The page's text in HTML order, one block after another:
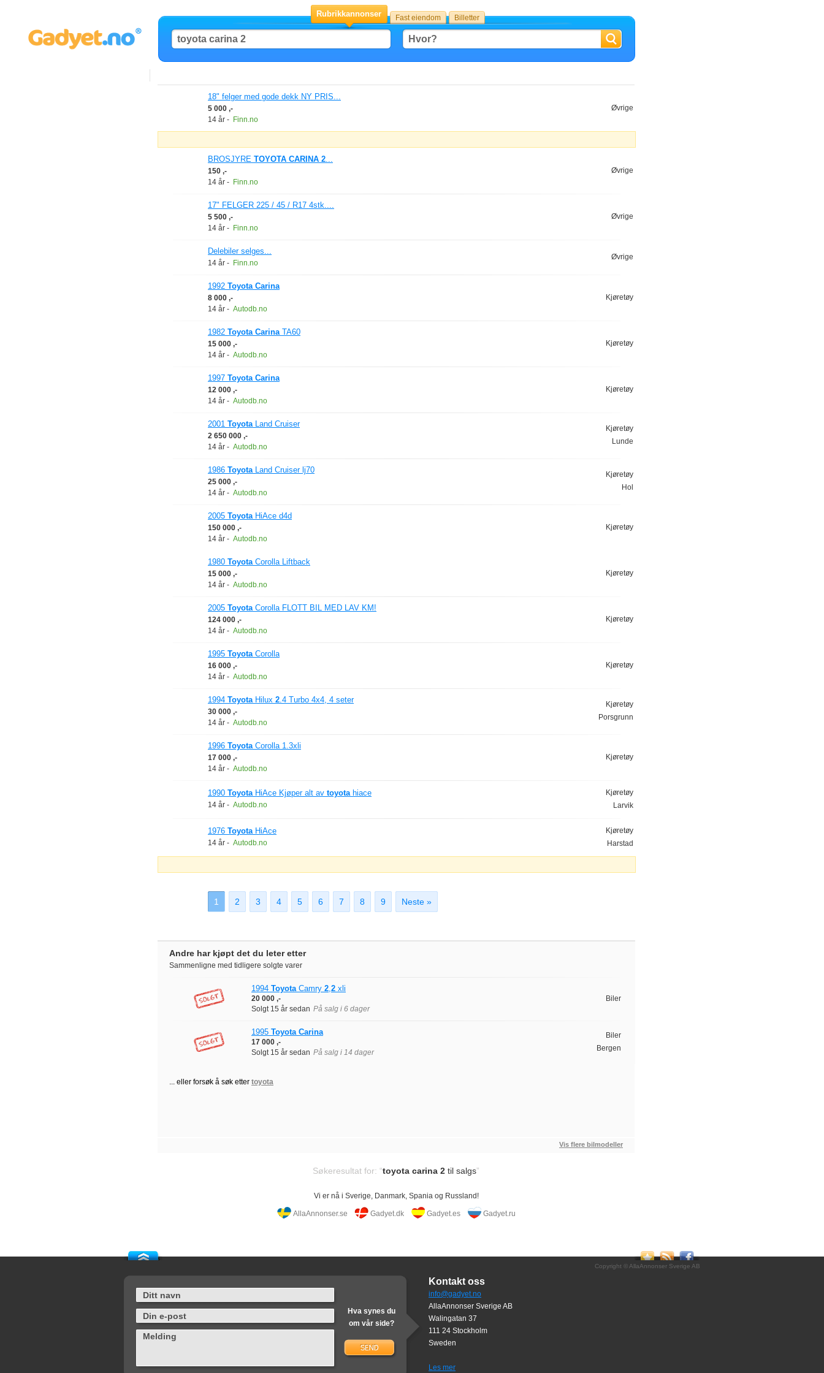
Søkeresultat for: “toyota carina 2 til salgs”
Andre har kjøpt det du leter etter
Sammenligne med tidligere solgte varer
1994 ToyotaCamry 2,2 xli
20 000 ,-
Solgt 15 år sedan På salg i 6 dager
Biler
1995 Toyota Carina
17 000 ,-
Solgt 15 år sedan På salg i 14 dager
Biler
Bergen
... eller forsøk å søk etter toyota
Vis flere bilmodeller
18" felger med gode dekk NY PRIS...
5 000 ,-
14 år - Finn.no
Øvrige
BROSJYRE TOYOTA CARINA 2...
150 ,-
14 år - Finn.no
Øvrige
17" FELGER 225 / 45 / R17 4stk....
5 500 ,-
14 år - Finn.no
Øvrige
Delebiler selges...
14 år - Finn.no
Øvrige
1992 Toyota Carina
8 000 ,-
14 år - Autodb.no
Kjøretøy
1982 Toyota CarinaTA60
15 000 ,-
14 år - Autodb.no
Kjøretøy
1997 Toyota Carina
12 000 ,-
14 år - Autodb.no
Kjøretøy
2001 ToyotaLand Cruiser
2 650 000 ,-
14 år - Autodb.no
Kjøretøy
Lunde
1986 ToyotaLand Cruiser lj70
25 000 ,-
14 år - Autodb.no
Kjøretøy
Hol
2005 ToyotaHiAce d4d
150 000 ,-
14 år - Autodb.no
Kjøretøy
1980 ToyotaCorolla Liftback
15 000 ,-
14 år - Autodb.no
Kjøretøy
2005 ToyotaCorolla FLOTT BIL MED LAV KM!
124 000 ,-
14 år - Autodb.no
Kjøretøy
1995 ToyotaCorolla
16 000 ,-
14 år - Autodb.no
Kjøretøy
1994 ToyotaHilux 2.4 Turbo 4x4, 4 seter
30 000 ,-
14 år - Autodb.no
Kjøretøy
Porsgrunn
1996 ToyotaCorolla 1.3xli
17 000 ,-
14 år - Autodb.no
Kjøretøy
1990 ToyotaHiAce Kjøper alt av toyotahiace
14 år - Autodb.no
Kjøretøy
Larvik
1976 ToyotaHiAce
14 år - Autodb.no
Kjøretøy
Harstad
1 2 3 4 5 6 7 8 9 Neste »
Vi er nå i Sverige, Danmark, Spania og Russland!
AllaAnnonser.se Gadyet.dk Gadyet.es Gadyet.ru
Rubrikkannonser Fast eiendom Billetter
Copyright © AllaAnnonser Sverige AB
Hva synes du
om vår side?
Kontakt oss
info@gadyet.no
AllaAnnonser Sverige AB
Walingatan 37
111 24 Stockholm
Sweden
Les mer